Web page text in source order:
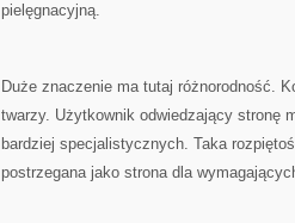
pielęgnacyjną.
Duże znaczenie ma tutaj różnorodność.
twarzy. Użytkownik odwiedzający stronę
bardziej specjalistycznych. Taka
postrzegana jako strona dla